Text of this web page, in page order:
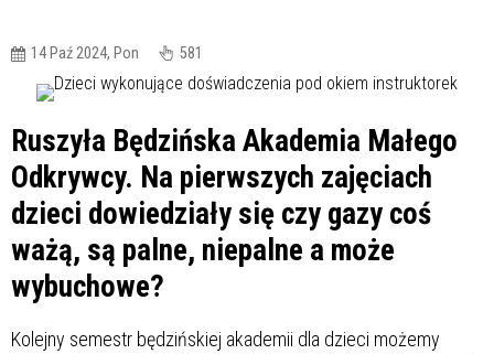
14 Paź 2024, Pon 581
Ruszyła Będzińska Akademia Małego
Odkrywcy. Na pierwszych zajęciach
dzieci dowiedziały się czy gazy coś
ważą, są palne, niepalne a może
wybuchowe?
Kolejny semestr będzińskiej akademii dla dzieci możemy